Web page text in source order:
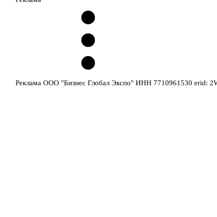
Реклама ООО "Бизнес Глобал Экспо" ИНН 7710961530 erid: